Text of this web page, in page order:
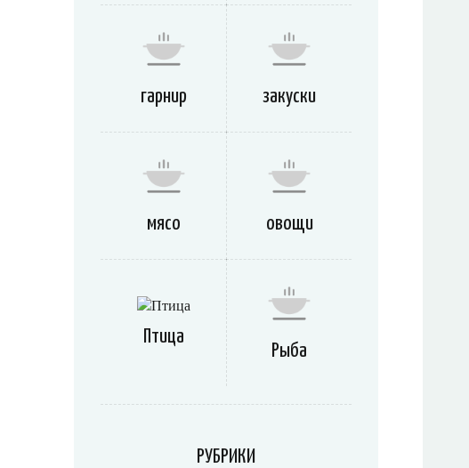
гарнир закуски
мясо овощи
Птица
Рыба
РУБРИКИ